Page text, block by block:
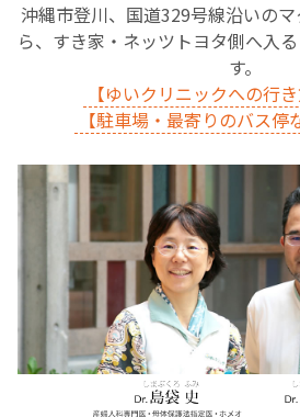
沖縄市登川、国道329号線沿いの
ら、すき家・ネッツトヨタ側へ入
す。
【ゆいクリニックへの行
【駐車場・最寄りのバス停